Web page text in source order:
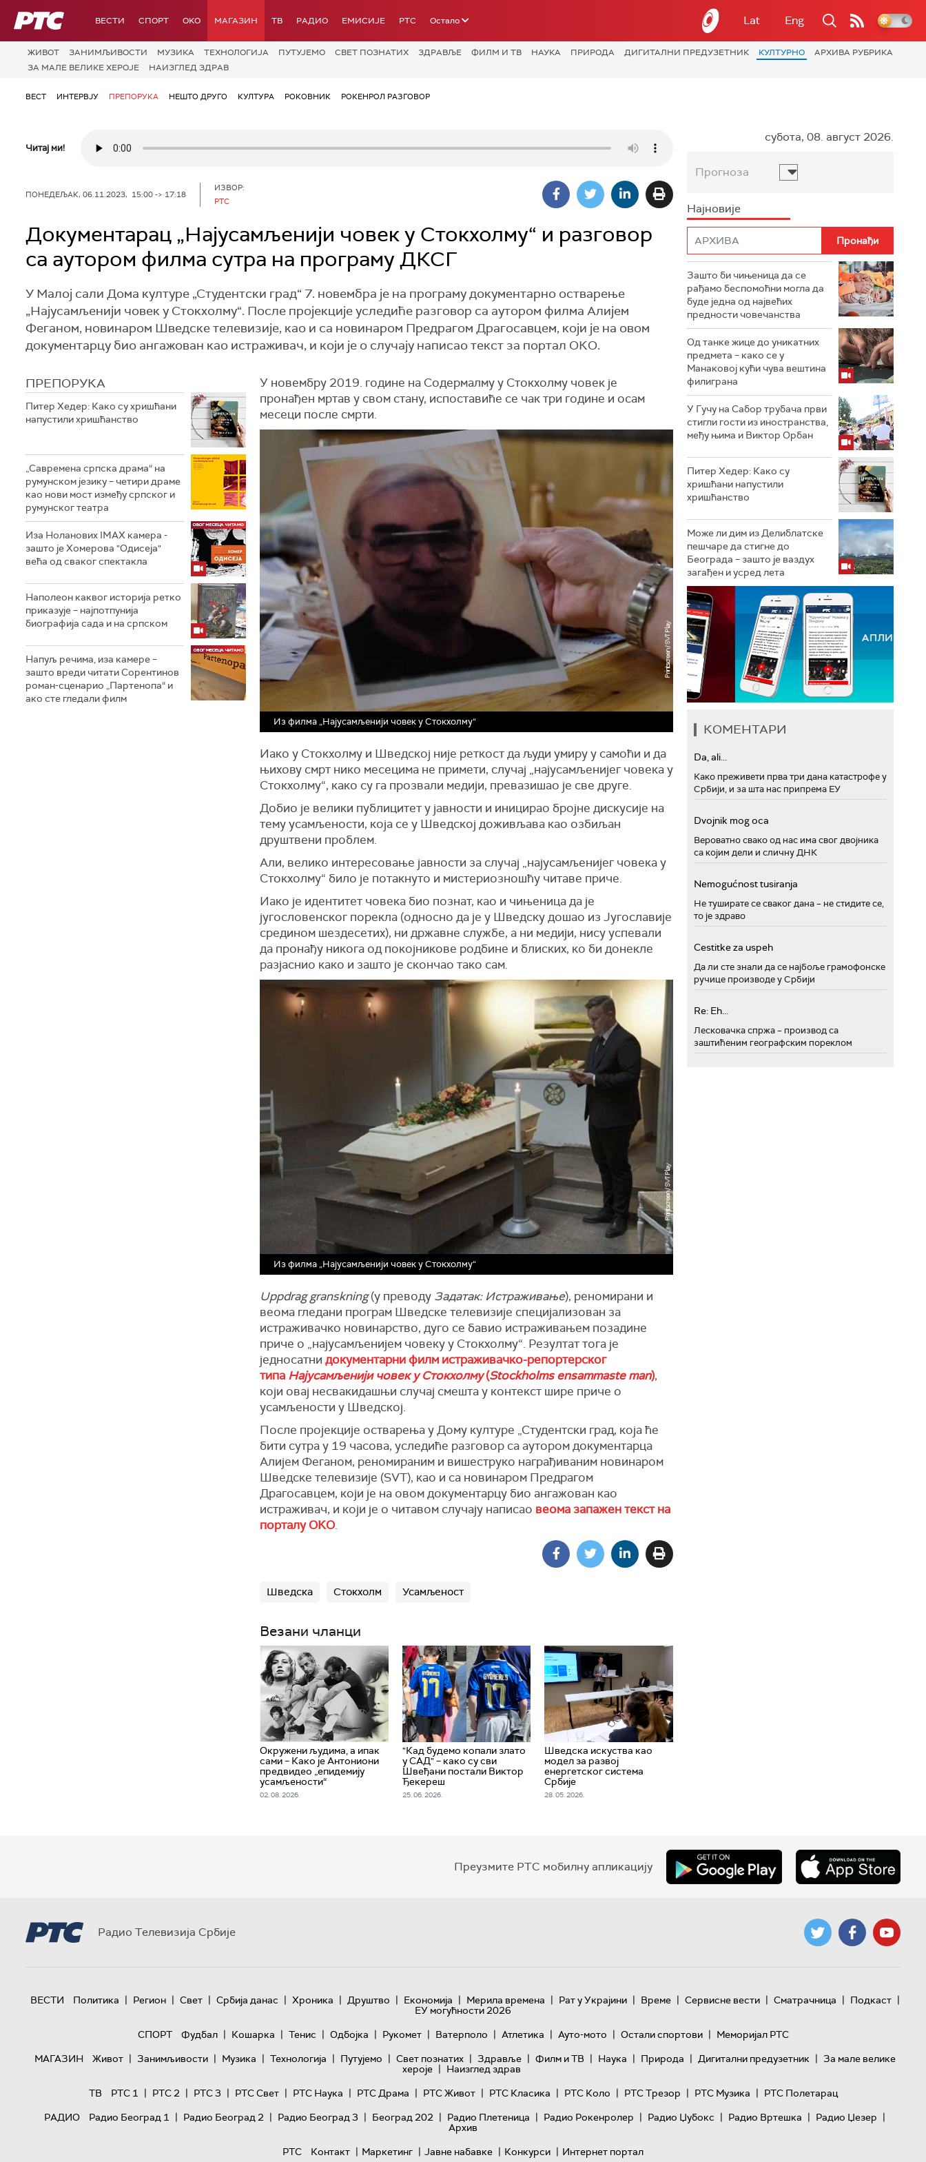
РТС ВЕСТИ СПОРТ OKO МАГАЗИН ТВ РАДИО ЕМИСИЈЕ РТС Остало Lat Eng
ЖИВОТ ЗАНИМЉИВОСТИ МУЗИКА ТЕХНОЛОГИЈA ПУТУЈЕМО СВЕТ ПОЗНАТИХ ЗДРАВЉЕ ФИЛМ И ТВ НАУКА ПРИРОДА ДИГИТАЛНИ ПРЕДУЗЕТНИК КУЛТУРНО
АРХИВА РУБРИКА
ЗА МАЛЕ ВЕЛИКЕ ХЕРОЈЕ
НАИЗГЛЕД ЗДРАВ
ВЕСТ ИНТЕРВЈУ ПРЕПОРУКА НЕШТО ДРУГО КУЛТУРА РОКОВНИК РОКЕНРОЛ РАЗГОВОР
Читај ми!
ПОНЕДЕЉАК, 06.11.2023, 15:00 -> 17:18
ИЗВОР:
РТС
Документарац „Најусамљенији човек у Стокхолму“ и разговор
са аутором филма сутра на програму ДКСГ
У Малој сали Дома културе „Студентски град“ 7. новембра је на програму документарно остварење
„Најусамљенији човек у Стокхолму“. После пројекције уследиће разговор са аутором филма Алијем
Феганом, новинаром Шведске телевизије, као и са новинаром Предрагом Драгосавцем, који је на овом
документарцу био ангажован као истраживач, и који је о случају написао текст за портал ОКО.
ПРЕПОРУКА
Питер Хедер: Како су хришћани
напустили хришћанство
„Савремена српска драма“ на
румунском језику – четири драме
као нови мост између српског и
румунског театра
Иза Ноланових IMAX камера -
зашто је Хомерова "Одисеја"
већа од сваког спектакла
Наполеон каквог историја ретко
приказује – најпотпунија
биографија сада и на српском
Напуљ речима, иза камере –
зашто вреди читати Сорентинов
роман-сценарио „Партенопа“ и
ако сте гледали филм
У новембру 2019. године на Содермалму у Стокхолму човек је
пронађен мртав у свом стану, испоставиће се чак три године и осам
месеци после смрти.
Из филма „Најусамљенији човек у Стокхолму“
Иако у Стокхолму и Шведској није реткост да људи умиру у самоћи и да
њихову смрт нико месецима не примети, случај „најусамљенијег човека у
Стокхолму“, како су га прозвали медији, превазишао је све друге.
Добио је велики публицитет у јавности и иницирао бројне дискусије на
тему усамљености, која се у Шведској доживљава као озбиљан
друштвени проблем.
Али, велико интересовање јавности за случај „најусамљенијег човека у
Стокхолму“ било је потакнуто и мистериозношћу читаве приче.
Иако је идентитет човека био познат, као и чињеница да је
југословенског порекла (односно да је у Шведску дошао из Југославије
средином шездесетих), ни државне службе, а ни медији, нису успевали
да пронађу никога од покојникове родбине и блиских, ко би донекле
разјаснио како и зашто је скончао тако сам.
Из филма „Најусамљенији човек у Стокхолму“
Uppdrag granskning(у преводу Задатак: Истраживање), реномирани и
веома гледани програм Шведске телевизије специјализован за
истраживачко новинарство, дуго се бавио истраживањем позадине
приче о „најусамљенијем човеку у Стокхолму“. Резултат тога је
једносатни документарни филм истраживачко-репортерског
типа Најусамљенији човек у Стокхолму(Stockholms ensammaste man),
који овај несвакидашњи случај смешта у контекст шире приче о
усамљености у Шведској.
После пројекције остварења у Дому културе „Студентски град, која ће
бити сутра у 19 часова, уследиће разговор са аутором документарца
Алијем Феганом, реномираним и вишеструко награђиваним новинаром
Шведске телевизије (SVT), као и са новинаром Предрагом
Драгосавцем, који је на овом документарцу био ангажован као
истраживач, и који је о читавом случају написао веома запажен текст на
порталу ОКО.
Шведска Стокхолм Усамљеност
Везани чланци
Окружени људима, а ипак
сами – Како је Антониони
предвидео „епидемију
усамљености“
02. 08. 2026.
"Кад будемо копали злато
у САД" – како су сви
Швеђани постали Виктор
Ђекереш
25. 06. 2026.
Шведска искуства као
модел за развој
енергетског система
Србије
28. 05. 2026.
субота, 08. август 2026.
Прогноза
Најновије
Зашто би чињеница да се
рађамо беспомоћни могла да
буде једна од највећих
предности човечанства
Од танке жице до уникатних
предмета – како се у
Манаковој кући чува вештина
филиграна
У Гучу на Сабор трубача први
стигли гости из иностранства,
међу њима и Виктор Орбан
Питер Хедер: Како су
хришћани напустили
хришћанство
Може ли дим из Делиблатске
пешчаре да стигне до
Београда – зашто је ваздух
загађен и усред лета
КОМЕНТАРИ
Da, ali...
Како преживети прва три дана катастрофе у
Србији, и за шта нас припрема ЕУ
Dvojnik mog oca
Вероватно свако од нас има свог двојника
са којим дели и сличну ДНК
Nemogućnost tusiranja
Не туширате се сваког дана – не стидите се,
то је здраво
Cestitke za uspeh
Да ли сте знали да се најбоље грамофонске
ручице производе у Србији
Re: Eh...
Лесковачка спржа – производ са
заштићеним географским пореклом
Преузмите РТС мобилну апликацију
Радио Телевизија Србије
ВЕСТИ Политика | Регион | Свет | Србија данас | Хроника | Друштво | Економија | Мерила времена | Рат у Украјини | Време | Сервисне вести | Сматрачница | Подкаст |
ЕУ могућности 2026
СПОРТ
Фудбал | Кошарка | Тенис | Одбојка | Рукомет | Ватерполо | Атлетика | Ауто-мото | Остали спортови | Меморијал РТС
МАГАЗИН
Живот | Занимљивости | Музика | Технологијa | Путујемо | Свет познатих | Здравље | Филм и ТВ | Наука | Природа | Дигитални предузетник | За мале велике
хероје | Наизглед здрав
ТВ
РТС 1 | РТС 2 | РТС 3 | РТС Свет | РТС Наука | РТС Драма | РТС Живот | РТС Класика | РТС Коло | РТС Трезор | РТС Музика | РТС Полетарац
РАДИО
Радио Београд 1 | Радио Београд 2 | Радио Београд 3 | Београд 202 | Радио Плетеница | Радио Рокенролер | Радио Џубокс | Радио Вртешка | Радио Џезер |
Архив
РТС
Контакт | Маркетинг | Јавне набавке | Конкурси | Интернет портал